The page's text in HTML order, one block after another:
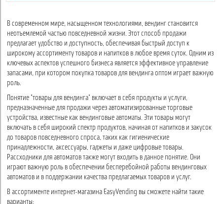
В современном мире, насыщенном технологиями, вендинг становится
неотъемлемой частью повседневной жизни. Этот способ продажи
предлагает удобство и доступность, обеспечивая быстрый доступ к
широкому ассортименту товаров и напитков в любое время суток. Одним из
ключевых аспектов успешного бизнеса является эффективное управление
запасами, при котором покупка товаров для вендинга оптом играет важную
роль.
Понятие "товары для вендинга" включает в себя продукты и услуги,
предназначенные для продажи через автоматизированные торговые
устройства, известные как вендинговые автоматы. Эти товары могут
включать в себя широкий спектр продуктов, начиная от напитков и закусок
до товаров повседневного спроса, таких как гигиенические
принадлежности, аксессуары, гаджеты и даже цифровые товары.
Рассходники для автоматов также могут входить в данное понятие. Они
играют важную роль в обеспечении бесперебойной работы вендинговых
автоматов и в поддержании качества предлагаемых товаров и услуг.
В ассортименте интернет-магазина EasyVending вы сможете найти такие
варианты: